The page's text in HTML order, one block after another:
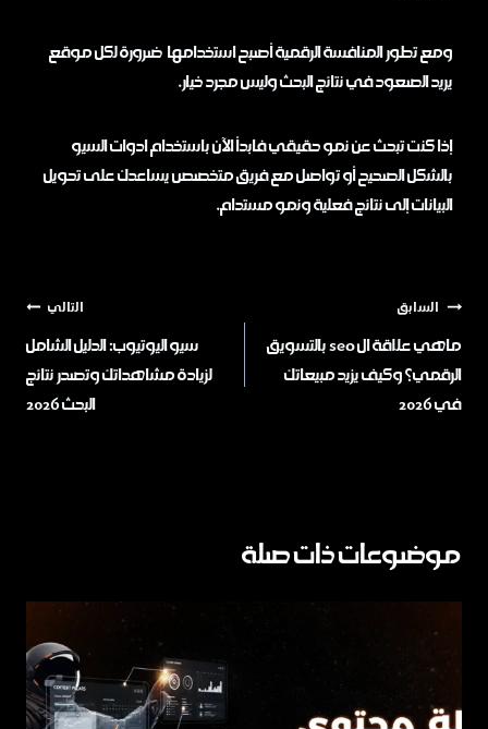
ومع تطور المنافسة الرقمية أصبح استخدامها ضرورة لكل موقع
يريد الصعود في نتائج البحث وليس مجرد خيار.
إذا كنت تبحث عن نمو حقيقي فابدأ الآن باستخدام ادوات السيو
بالشكل الصحيح أو تواصل مع فريق متخصص يساعدك على تحويل
البيانات إلى نتائج فعلية ونمو مستدام.
السابق
ماهي علاقة ال seo بالتسويق
الرقمي؟ وكيف يزيد مبيعاتك
في 2026
التالي
سيو اليوتيوب: الدليل الشامل
لزيادة مشاهداتك وتصدر نتائج
البحث 2026
موضوعات ذات صلة